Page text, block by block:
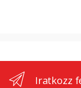
Iratkozz